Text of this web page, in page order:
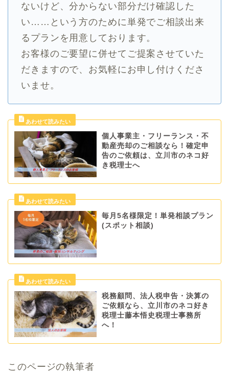
ないけど、分からない部分だけ確認した
い……という方のために単発でご相談出来
るプランを用意しております。
お客様のご要望に併せてご提案させていた
だきますので、お気軽にお申し付けくださ
いませ。
個人事業主・フリーランス・不
動産売却のご相談なら！確定申
告のご依頼は、立川市のネコ好
き税理士へ
毎月5名様限定！単発相談プラン
(スポット相談)
税務顧問、法人税申告・決算の
ご依頼なら、立川市のネコ好き
税理士藤本悟史税理士事務所
へ！
このページの執筆者